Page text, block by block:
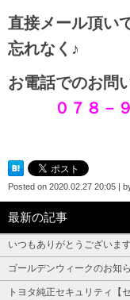
直接メール頂い
忘れな
お電話でのお
０７８－
Posted on 2020.02.27 20:05 |
最新の記事
いつもありがとうございます
ゴールデンウィークのお知
トヨタ純正セキュリティ